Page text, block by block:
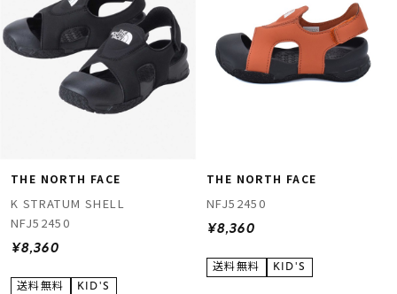
THE NORTH FACE
K STRATUM SHELL
NFJ52450
¥8,360
THE NORTH FACE
NFJ52450
¥8,360